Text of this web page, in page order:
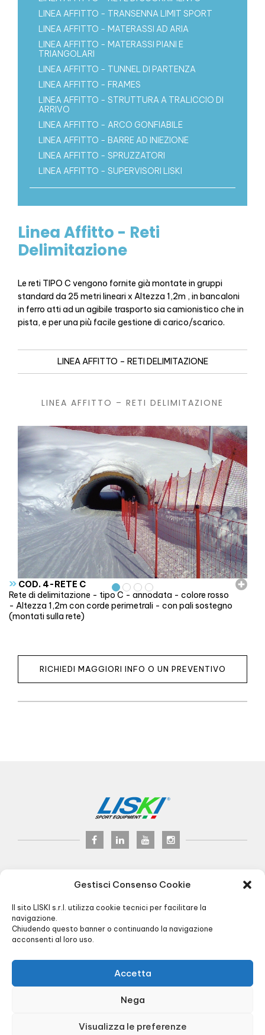
Gestisci Consenso Cookie
Il sito LISKI s.r.l. utilizza cookie tecnici per facilitare la
navigazione.
Chiudendo questo banner o continuando la navigazione
acconsenti al loro uso.
Accetta
Nega
Visualizza le preferenze
LINEA AFFITTO - TRANSENNA LIMIT SPORT
LINEA AFFITTO - MATERASSI AD ARIA
LINEA AFFITTO - MATERASSI PIANI E
TRIANGOLARI
LINEA AFFITTO - TUNNEL DI PARTENZA
LINEA AFFITTO - FRAMES
LINEA AFFITTO - STRUTTURA A TRALICCIO DI
ARRIVO
LINEA AFFITTO - ARCO GONFIABILE
LINEA AFFITTO - BARRE AD INIEZIONE
LINEA AFFITTO - SPRUZZATORI
LINEA AFFITTO - SUPERVISORI LISKI
Linea Affitto - Reti
Delimitazione
Le reti TIPO C vengono fornite già montate in gruppi
standard da 25 metri lineari x Altezza 1,2m , in bancaloni
in ferro atti ad un agibile trasporto sia camionistico che in
pista, e per una più facile gestione di carico/scarico.
LINEA AFFITTO – RETI DELIMITAZIONE
LINEA AFFITTO – RETI DELIMITAZIONE
» COD. 4-RETE C
Rete di delimitazione - tipo C - annodata - colore rosso
- Altezza 1,2m con corde perimetrali - con pali sostegno
(montati sulla rete)
RICHIEDI MAGGIORI INFO O UN PREVENTIVO
© 2024LISKI s.r.l.
Via Veneto, 8 - 24041 Brembate (BG) Italy
Pec:liski@pec.it
+39 035 4826195 INFO@LISKI.IT
policy-Agenzia di Comunicazione